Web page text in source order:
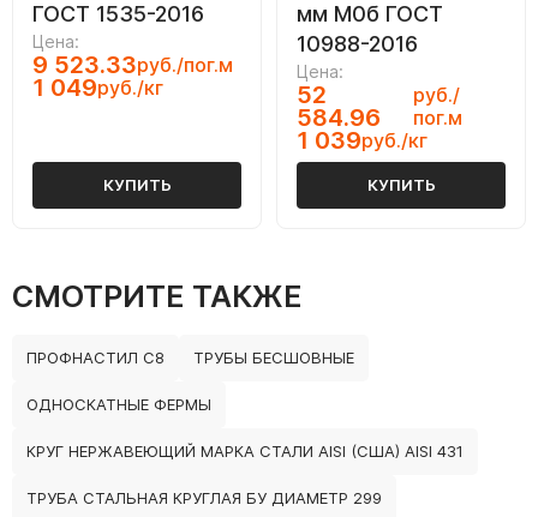
ГОСТ 1535-2016
Цена:
9 523.33руб./пог.м
1 049руб./кг
КУПИТЬ
мм М0б ГОСТ
10988-2016
Цена:
52
584.96
руб./
пог.м
1 039руб./кг
КУПИТЬ
СМОТРИТЕ ТАКЖЕ
ПРОФНАСТИЛ С8 ТРУБЫ БЕСШОВНЫЕ
ОДНОСКАТНЫЕ ФЕРМЫ
КРУГ НЕРЖАВЕЮЩИЙ МАРКА СТАЛИ AISI (США) AISI 431
ТРУБА СТАЛЬНАЯ КРУГЛАЯ БУ ДИАМЕТР 299